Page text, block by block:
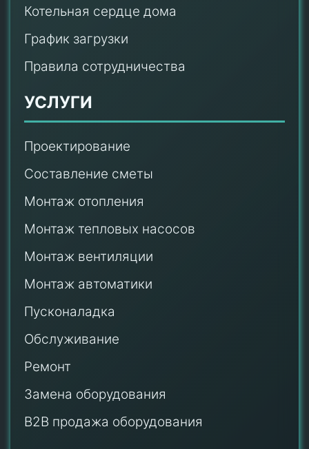
Котельная сердце дома
График загрузки
Правила сотрудничества
УСЛУГИ
Проектирование
Составление сметы
Монтаж отопления
Монтаж тепловых насосов
Монтаж вентиляции
Монтаж автоматики
Пусконаладка
Обслуживание
Ремонт
Замена оборудования
B2B продажа оборудования